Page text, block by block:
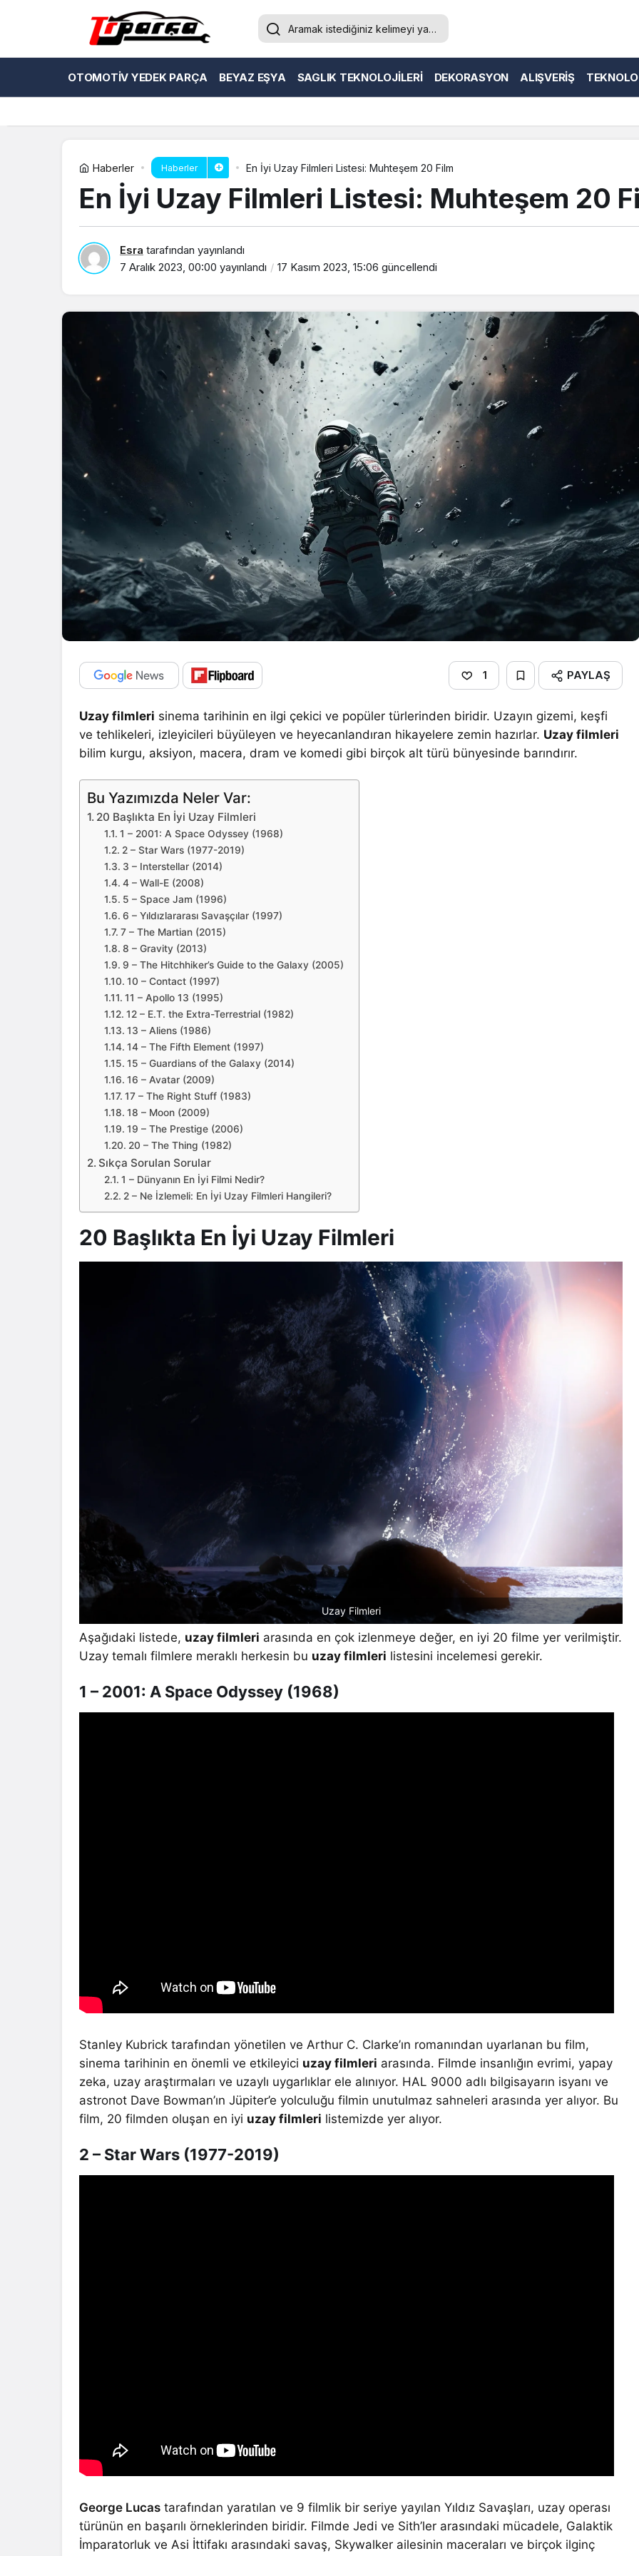
OTOMOTIV YEDEK PARÇA BEYAZ EŞYA SAGLIK TEKNOLOJILERI DEKORASYON ALIŞVERIŞ
Haberler Haberler En İyi Uzay Filmleri Listesi: Muhteşem 20 Film
En İyi Uzay Filmleri Listesi: Muhteşem 20
Esra tarafından yayınlandı
7 Aralık 2023, 00:00 yayınlandı 17 Kasım 2023, 15:06 güncellendi
1 PAYLAŞ
Uzay filmleri sinema tarihinin en ilgi çekici ve popüler türlerinden biridir. Uzayın gizemi, keşfi
ve tehlikeleri, izleyicileri büyüleyen ve heyecanlandıran hikayelere zemin hazırlar. Uzay filmleri
bilim kurgu, aksiyon, macera, dram ve komedi gibi birçok alt türü bünyesinde barındırır.
Bu Yazımızda Neler Var:
20 Başlıkta En İyi Uzay Filmleri
1 – 2001: A Space Odyssey (1968)
2 – Star Wars (1977-2019)
3 – Interstellar (2014)
4 – Wall-E (2008)
5 – Space Jam (1996)
6 – Yıldızlararası Savaşçılar (1997)
7 – The Martian (2015)
8 – Gravity (2013)
9 – The Hitchhiker’s Guide to the Galaxy (2005)
10 – Contact (1997)
11 – Apollo 13 (1995)
12 – E.T. the Extra-Terrestrial (1982)
13 – Aliens (1986)
14 – The Fifth Element (1997)
15 – Guardians of the Galaxy (2014)
16 – Avatar (2009)
17 – The Right Stuff (1983)
18 – Moon (2009)
19 – The Prestige (2006)
20 – The Thing (1982)
Sıkça Sorulan Sorular
1 – Dünyanın En İyi Filmi Nedir?
2 – Ne İzlemeli: En İyi Uzay Filmleri Hangileri?
20 Başlıkta En İyi Uzay Filmleri
Uzay Filmleri
Aşağıdaki listede, uzay filmleri arasında en çok izlenmeye değer, en iyi 20 filme yer verilmiştir.
Uzay temalı filmlere meraklı herkesin bu uzay filmleri listesini incelemesi gerekir.
1 – 2001: A Space Odyssey (1968)
Stanley Kubrick tarafından yönetilen ve Arthur C. Clarke’ın romanından uyarlanan bu film,
sinema tarihinin en önemli ve etkileyici uzay filmleri arasında. Filmde insanlığın evrimi, yapay
zeka, uzay araştırmaları ve uzaylı uygarlıklar ele alınıyor. HAL 9000 adlı bilgisayarın isyanı ve
astronot Dave Bowman’ın Jüpiter’e yolculuğu filmin unutulmaz sahneleri arasında yer alıyor. Bu
film, 20 filmden oluşan en iyi uzay filmleri listemizde yer alıyor.
2 – Star Wars (1977-2019)
George Lucas tarafından yaratılan ve 9 filmlik bir seriye yayılan Yıldız Savaşları, uzay operası
türünün en başarılı örneklerinden biridir. Filmde Jedi ve Sith’ler arasındaki mücadele, Galaktik
İmparatorluk ve Asi İttifakı arasındaki savaş, Skywalker ailesinin maceraları ve birçok ilginç